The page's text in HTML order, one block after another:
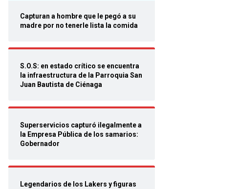
Capturan a hombre que le pegó a su
madre por no tenerle lista la comida
S.O.S: en estado crítico se encuentra
la infraestructura de la Parroquia San
Juan Bautista de Ciénaga
Superservicios capturó ilegalmente a
la Empresa Pública de los samarios:
Gobernador
Legendarios de los Lakers y figuras